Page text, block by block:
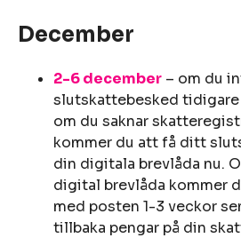
December
2-6 december – om du
slutskattebesked
om du saknar
kommer du att få ditt
din digitala brevlåda nu.
digital brevlåda kommer
med posten 1-3 veckor
tillbaka pengar på din